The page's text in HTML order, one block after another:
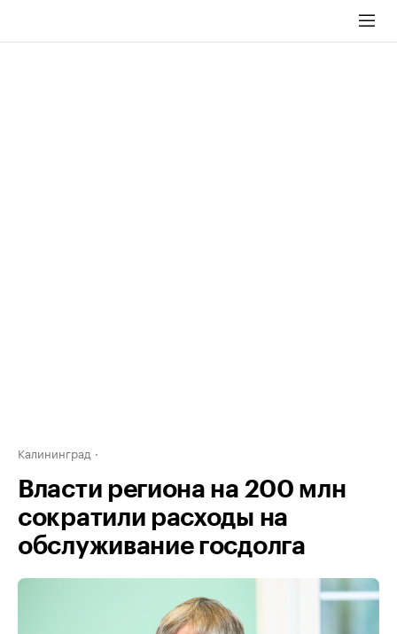
Калининград
Власти региона на 200 млн
сократили расходы на
обслуживание госдолга